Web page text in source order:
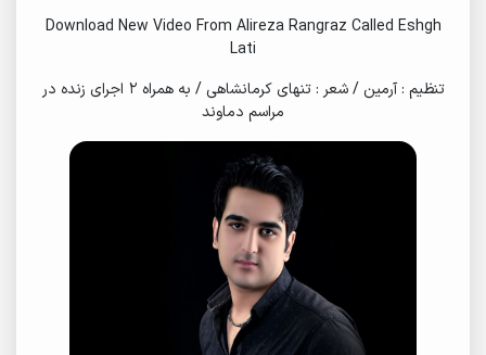
Download New Video From Alireza Rangraz Called Eshgh
Lati
تنظیم : آرمین / شعر : تنهای کرمانشاهی / به همراه ۲ اجرای زنده در
مراسم دماوند